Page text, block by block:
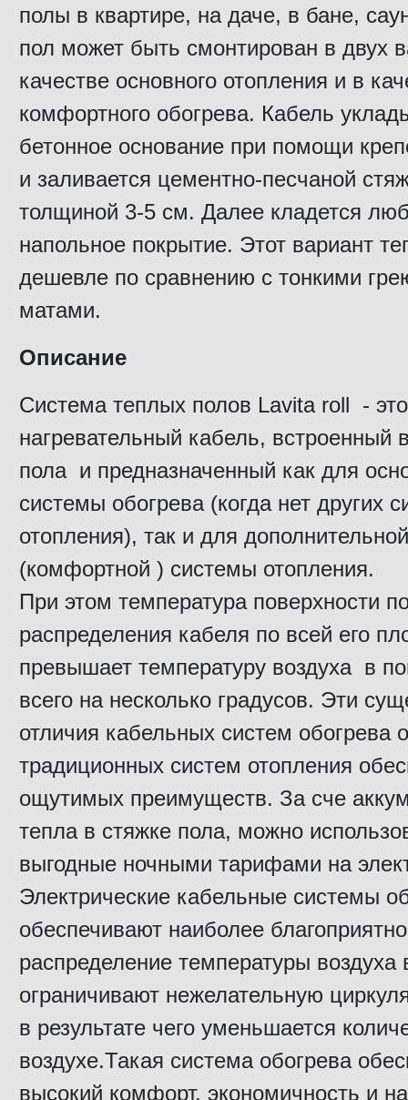
полы в квартире, на даче, в бане,
пол может быть смонтирован в двух
качестве основного отопления и в
комфортного обогрева. Кабель
бетонное основание при помощи
и заливается цементно-песчаной
толщиной 3-5 см. Далее кладется
напольное покрытие. Этот вариант
дешевле по сравнению с тонкими
матами.
Описание
Система теплых полов Lavita roll - это
нагревательный кабель, встроенный
пола и предназначенный как для
системы обогрева (когда нет других
отопления), так и для дополнительной
(комфортной ) системы отопления.
При этом температура поверхности
распределения кабеля по всей его
превышает температуру воздуха в
всего на несколько градусов. Эти
отличия кабельных систем обогрева
традиционных систем отопления
ощутимых преимуществ. За сче
тепла в стяжке пола, можно
выгодные ночными тарифами на
Электрические кабельные системы
обеспечивают наиболее
распределение температуры
ограничивают нежелательную
в результате чего уменьшается
воздухе.Такая система обогрева
высокий комфорт, экономичность и